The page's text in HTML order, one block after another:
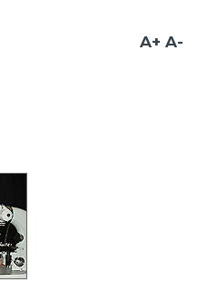
A+ A-